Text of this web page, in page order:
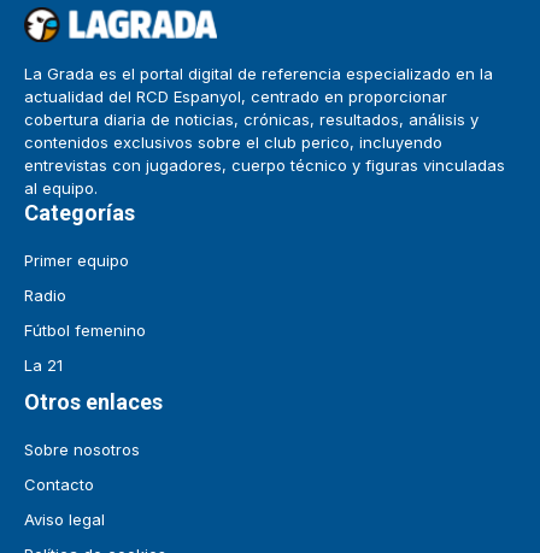
La Grada es el portal digital de referencia especializado en la
actualidad del RCD Espanyol, centrado en proporcionar
cobertura diaria de noticias, crónicas, resultados, análisis y
contenidos exclusivos sobre el club perico, incluyendo
entrevistas con jugadores, cuerpo técnico y figuras vinculadas
al equipo.
Categorías
Primer equipo
Radio
Fútbol femenino
La 21
Otros enlaces
Sobre nosotros
Contacto
Aviso legal